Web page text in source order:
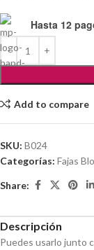
Hasta 12
Add to compare
SKU: B024
Categorías: Fajas
Share:
Descripción
Puedes usarlo junto